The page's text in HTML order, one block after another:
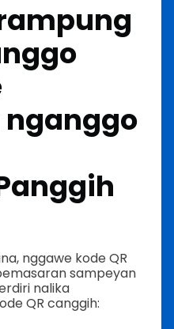
nggawe kode QR
sampeyan
nalika
QR canggih: